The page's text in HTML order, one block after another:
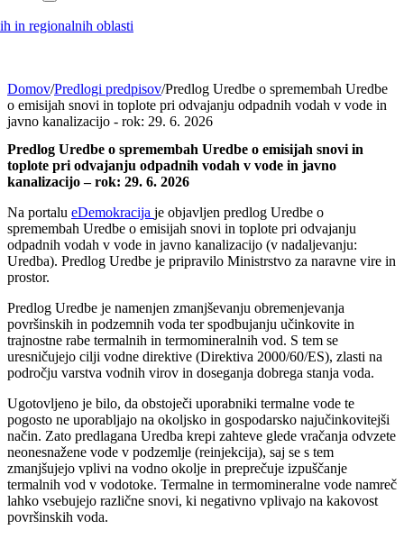
in regionalnih oblasti
Domov/Predlogi predpisov/Predlog Uredbe o spremembah Uredbe
o emisijah snovi in toplote pri odvajanju odpadnih vodah v vode in
javno kanalizacijo - rok: 29. 6. 2026
Predlog Uredbe o spremembah Uredbe o emisijah snovi in
toplote pri odvajanju odpadnih vodah v vode in javno
kanalizacijo – rok: 29. 6. 2026
Na portalu eDemokracija je objavljen predlog Uredbe o
spremembah Uredbe o emisijah snovi in toplote pri odvajanju
odpadnih vodah v vode in javno kanalizacijo (v nadaljevanju:
Uredba). Predlog Uredbe je pripravilo Ministrstvo za naravne vire in
prostor.
Predlog Uredbe je namenjen zmanjševanju obremenjevanja
površinskih in podzemnih voda ter spodbujanju učinkovite in
trajnostne rabe termalnih in termomineralnih vod. S tem se
uresničujejo cilji vodne direktive (Direktiva 2000/60/ES), zlasti na
področju varstva vodnih virov in doseganja dobrega stanja voda.
Ugotovljeno je bilo, da obstoječi uporabniki termalne vode te
pogosto ne uporabljajo na okoljsko in gospodarsko najučinkovitejši
način. Zato predlagana Uredba krepi zahteve glede vračanja odvzete
neonesnažene vode v podzemlje (reinjekcija), saj se s tem
zmanjšujejo vplivi na vodno okolje in preprečuje izpuščanje
termalnih vod v vodotoke. Termalne in termomineralne vode namreč
lahko vsebujejo različne snovi, ki negativno vplivajo na kakovost
površinskih voda.